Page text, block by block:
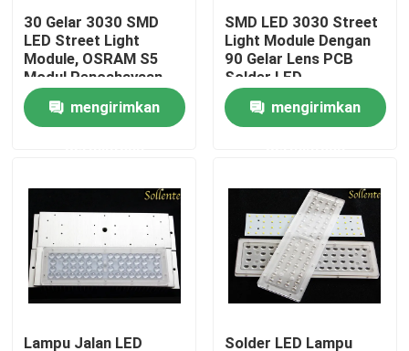
Tur Pabrik
Kontrol kualitas
Berita
kasus
Modul Lampu Jalan
30 Gelar 3030 SMD
LED Street Light
Module, OSRAM S5
Modul Pencahayaan
LED
mengirimkan
SMD LED 3030 Street
Light Module Dengan
90 Gelar Lens PCB
Solder LED
mengirimkan
Lampu Jalan LED Solder LED Lampu